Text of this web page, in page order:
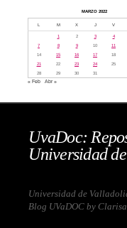
MARZO 2022
L M X J V
1 2 3 4
7
8 9 10 11
14
15 16 17 18
21
22 23 24 25
28
29 30 31
« Feb Abr »
UvaDoc:
Universidad
Universidad de
Blog UVaDOC by